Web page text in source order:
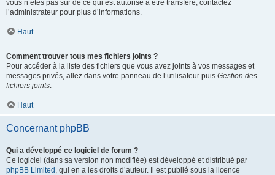
vous n’êtes pas sûr de ce qui est autorisé à être transféré, contactez
l’administrateur pour plus d’informations.
Haut
Comment trouver tous mes fichiers joints ?
Pour accéder à la liste des fichiers que vous avez joints à vos messages et
messages privés, allez dans votre panneau de l’utilisateur puis Gestion des
fichiers joints.
Haut
Concernant phpBB
Qui a développé ce logiciel de forum ?
Ce logiciel (dans sa version non modifiée) est développé et distribué par
phpBB Limited , qui en a les droits d’auteur. Il est publié sous la licence